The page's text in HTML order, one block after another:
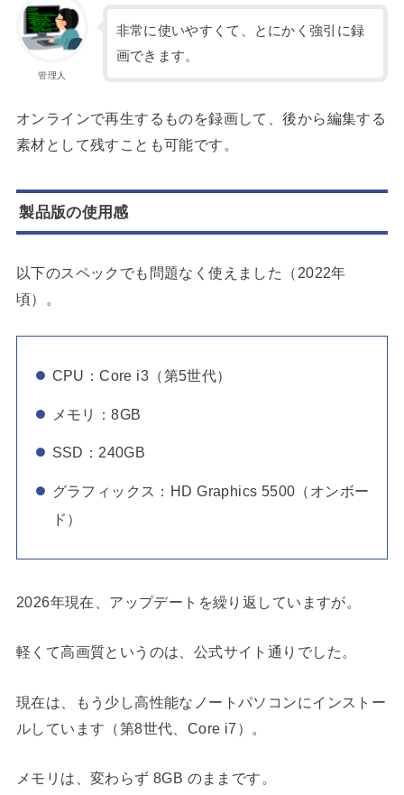
管理人
非常に使いやすくて、とにかく強引に録
画できます。
オンラインで再生するものを録画して、後から編集する
素材として残すことも可能です。
製品版の使用感
以下のスペックでも問題なく使えました（2022年
頃）。
CPU：Core i3（第5世代）
メモリ：8GB
SSD：240GB
グラフィックス：HD Graphics 5500（オンボー
ド）
2026年現在、アップデートを繰り返していますが。
軽くて高画質というのは、公式サイト通りでした。
現在は、もう少し高性能なノートパソコンにインストー
ルしています（第8世代、Core i7）。
メモリは、変わらず 8GB のままです。